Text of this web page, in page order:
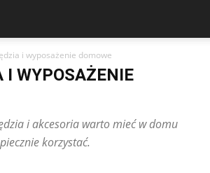
i wyposażenie domowe
I WYPOSAŻENIE
i akcesoria warto mieć w domu
korzystać.